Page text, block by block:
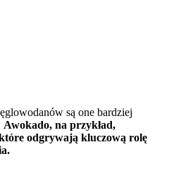
są one bardziej
Awokado, na przykład,
które odgrywają kluczową rolę